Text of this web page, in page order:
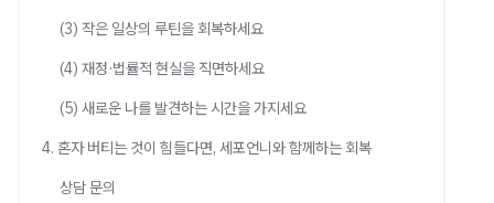
(3) 작은 일상의 루틴을 회복하세요
(4) 재정·법률적 현실을 직면하세요
(5) 새로운 나를 발견하는 시간을 가지세요
4. 혼자 버티는 것이 힘들다면, 세포언니와 함께하는 회복
상담 문의